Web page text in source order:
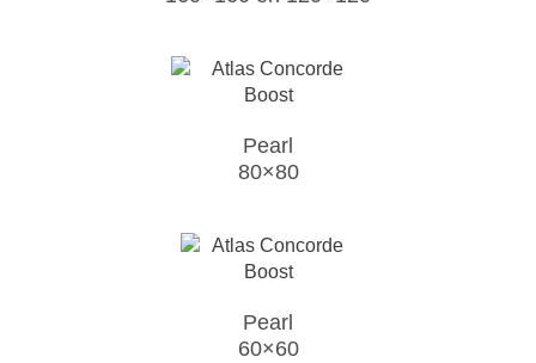
Pearl
80×80
Pearl
60×60